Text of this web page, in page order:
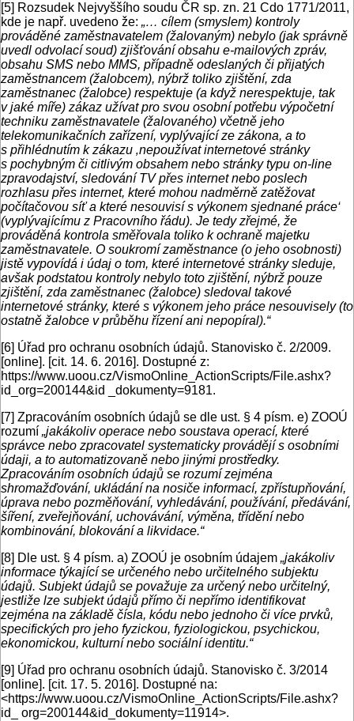
[5] Rozsudek Nejvyššího soudu ČR sp. zn. 21 Cdo 1771/2011,
kde je např. uvedeno že: „… cílem (smyslem) kontroly
prováděné zaměstnavatelem (žalovaným) nebylo (jak správně
uvedl odvolací soud) zjišťování obsahu e-mailových zpráv,
obsahu SMS nebo MMS, případně odeslaných či přijatých
zaměstnancem (žalobcem), nýbrž toliko zjištění, zda
zaměstnanec (žalobce) respektuje (a když nerespektuje, tak
v jaké míře) zákaz užívat pro svou osobní potřebu výpočetní
techniku zaměstnavatele (žalovaného) včetně jeho
telekomunikačních zařízení, vyplývající ze zákona, a to
s přihlédnutím k zákazu ‚nepoužívat internetové stránky
s pochybným či citlivým obsahem nebo stránky typu on-line
zpravodajství, sledování TV přes internet nebo poslech
rozhlasu přes internet, které mohou nadměrně zatěžovat
počítačovou síť a které nesouvisí s výkonem sjednané práce‘
(vyplývajícímu z Pracovního řádu). Je tedy zřejmé, že
prováděná kontrola směřovala toliko k ochraně majetku
zaměstnavatele. O soukromí zaměstnance (o jeho osobnosti)
jistě vypovídá i údaj o tom, které internetové stránky sleduje,
avšak podstatou kontroly nebylo toto zjištění, nýbrž pouze
zjištění, zda zaměstnanec (žalobce) sledoval takové
internetové stránky, které s výkonem jeho práce nesouvisely (to
ostatně žalobce v průběhu řízení ani nepopíral).“
[6] Úřad pro ochranu osobních údajů. Stanovisko č. 2/2009.
[online]. [cit. 14. 6. 2016]. Dostupné z:
https://www.uoou.cz/VismoOnline_ActionScripts/File.ashx?
id_org=200144&id _dokumenty=9181.
[7] Zpracováním osobních údajů se dle ust. § 4 písm. e) ZOOÚ
rozumí „jakákoliv operace nebo soustava operací, které
správce nebo zpracovatel systematicky provádějí s osobními
údaji, a to automatizovaně nebo jinými prostředky.
Zpracováním osobních údajů se rozumí zejména
shromažďování, ukládání na nosiče informací, zpřístupňování,
úprava nebo pozměňování, vyhledávání, používání, předávání,
šíření, zveřejňování, uchovávání, výměna, třídění nebo
kombinování, blokování a likvidace.“
[8] Dle ust. § 4 písm. a) ZOOÚ je osobním údajem „jakákoliv
informace týkající se určeného nebo určitelného subjektu
údajů. Subjekt údajů se považuje za určený nebo určitelný,
jestliže lze subjekt údajů přímo či nepřímo identifikovat
zejména na základě čísla, kódu nebo jednoho či více prvků,
specifických pro jeho fyzickou, fyziologickou, psychickou,
ekonomickou, kulturní nebo sociální identitu.“
[9] Úřad pro ochranu osobních údajů. Stanovisko č. 3/2014
[online]. [cit. 17. 5. 2016]. Dostupné na:
<https://www.uoou.cz/VismoOnline_ActionScripts/File.ashx?
id_ org=200144&id_dokumenty=11914>.